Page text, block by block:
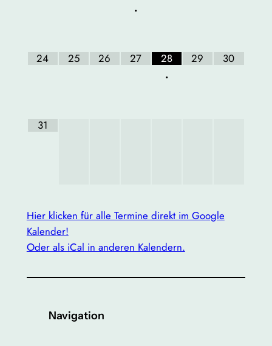
•
24 25 26 27
28
•
29 30
31
Hier klicken für alle Termine direkt im Google
Kalender!
Oder als iCal in anderen Kalendern.
Navigation